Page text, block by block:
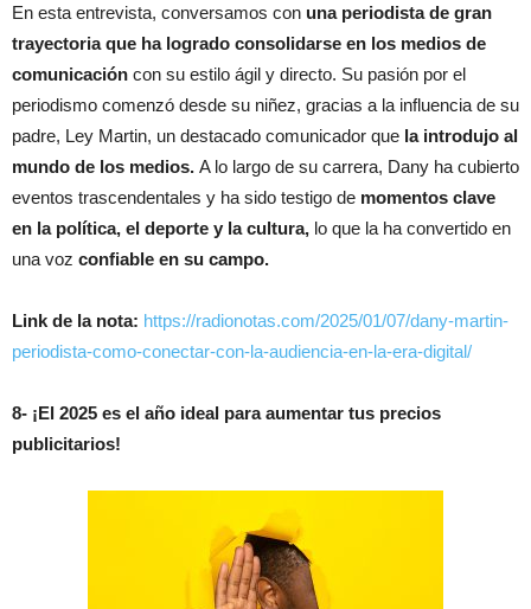
En esta entrevista, conversamos con una periodista de gran
trayectoria que ha logrado consolidarse en los medios de
comunicación con su estilo ágil y directo. Su pasión por el
periodismo comenzó desde su niñez, gracias a la influencia de su
padre, Ley Martin, un destacado comunicador que la introdujo al
mundo de los medios. A lo largo de su carrera, Dany ha cubierto
eventos trascendentales y ha sido testigo de momentos clave
en la política, el deporte y la cultura, lo que la ha convertido en
una voz confiable en su campo.
Link de la nota: https://radionotas.com/2025/01/07/dany-martin-
periodista-como-conectar-con-la-audiencia-en-la-era-digital/
8- ¡El 2025 es el año ideal para aumentar tus precios
publicitarios!